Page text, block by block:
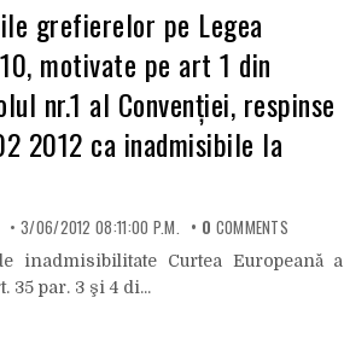
grefierelor pe Legea
motivate pe art 1 din
nr.1 al Convenției, respinse
2012 ca inadmisibile la
3/06/2012 08:11:00 P.M. 0 COMMENTS
inadmisibilitate Curtea Europeană a
par. 3 şi 4 di...